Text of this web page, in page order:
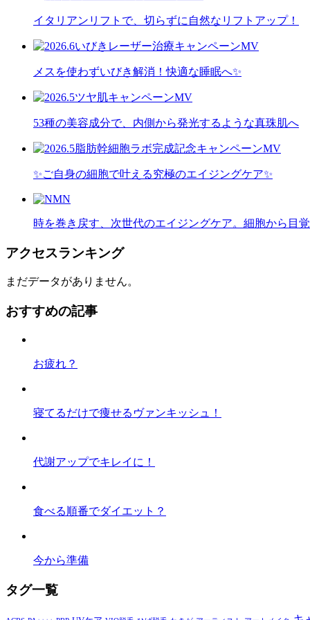
イタリアンリフトで、切らずに自然なリフトアップ！
メスを使わずいびき解消！快適な睡眠へ✨
53種の美容成分で、内側から発光するような真珠肌へ
✨ご自身の細胞で叶える究極のエイジングケア✨
時を巻き戻す、次世代のエイジングケア。細胞から目
アクセスランキング
まだデータがありません。
おすすめの記事
お疲れ？
寝てるだけで痩せるヴァンキッシュ！
代謝アップでキレイに！
食べる順番でダイエット？
今から準備
タグ一覧